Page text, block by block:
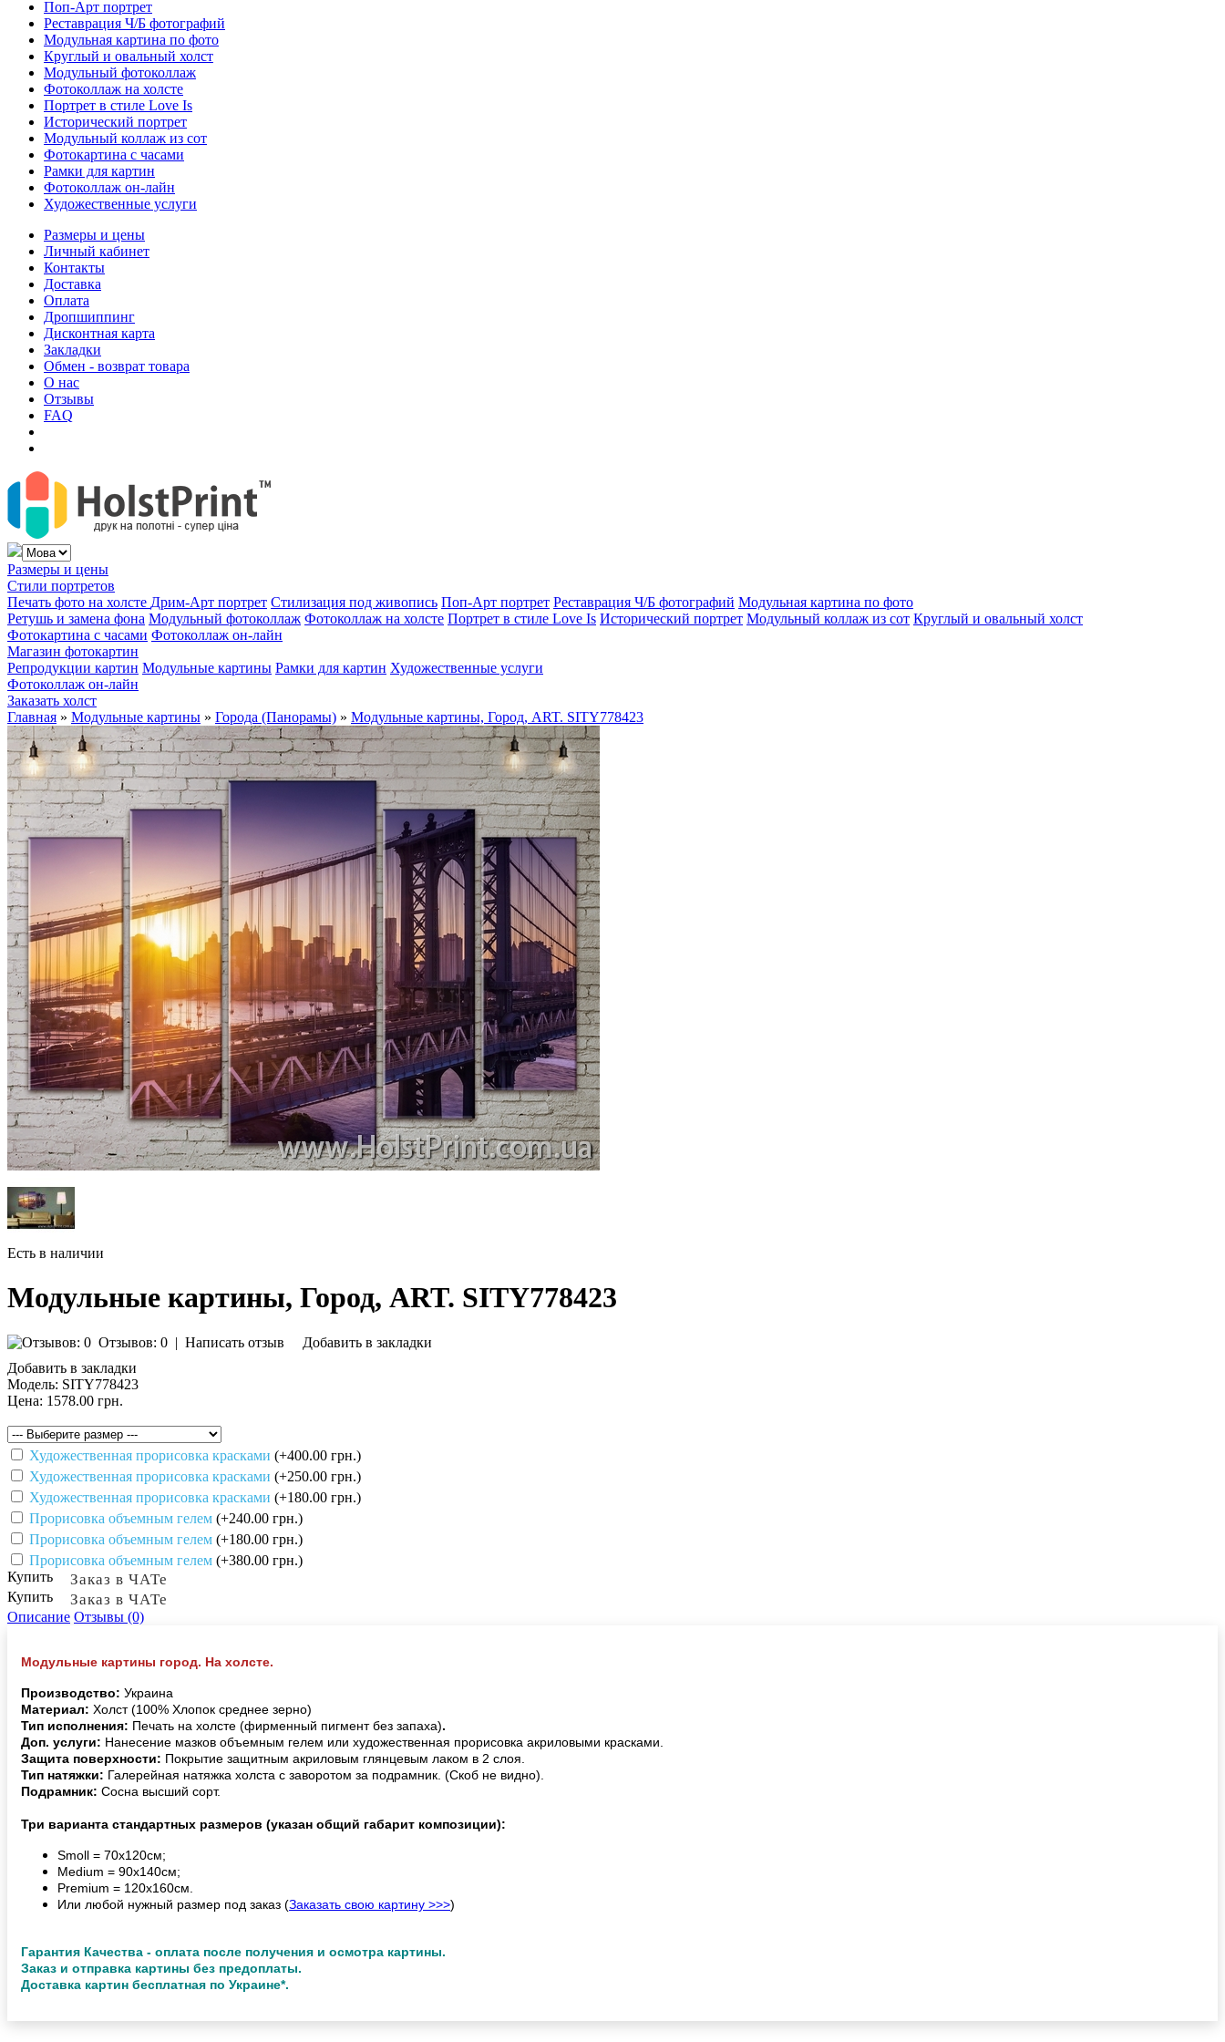
Поп-Арт портрет
Реставрация Ч/Б фотографий
Модульная картина по фото
Круглый и овальный холст
Модульный фотоколлаж
Фотоколлаж на холсте
Портрет в стиле Love Is
Исторический портрет
Модульный коллаж из сот
Фотокартина с часами
Рамки для картин
Фотоколлаж он-лайн
Художественные услуги
Размеры и цены
Личный кабинет
Контакты
Доставка
Оплата
Дропшиппинг
Дисконтная карта
Закладки
Обмен - возврат товара
О нас
Отзывы
FAQ
Размеры и цены
Стили портретов
Печать фото на холсте Дрим-Арт портрет Стилизация под живопись Поп-Арт портрет Реставрация Ч/Б фотографий Модульная картина по фото
Ретушь и замена фона Модульный фотоколлаж Фотоколлаж на холсте Портрет в стиле Love Is Исторический портрет Модульный коллаж из сот Круглый и овальный холст
Фотокартина с часами Фотоколлаж он-лайн
Магазин фотокартин
Репродукции картин Модульные картины Рамки для картин Художественные услуги
Фотоколлаж он-лайн
Заказать холст
Главная » Модульные картины » Города (Панорамы) » Модульные картины, Город, ART. SITY778423
Есть в наличии
Модульные картины, Город, ART. SITY778423
Отзывов: 0 | Написать отзыв
Добавить в закладки
Добавить в закладки
Модель: SITY778423
Цена: 1578.00 грн.
Художественная прорисовка красками (+400.00 грн.)
Художественная прорисовка красками (+250.00 грн.)
Художественная прорисовка красками (+180.00 грн.)
Прорисовка объемным гелем (+240.00 грн.)
Прорисовка объемным гелем (+180.00 грн.)
Прорисовка объемным гелем (+380.00 грн.)
Купить
Заказ в ЧАТе
Купить Заказ в ЧАТе
Описание Отзывы (0)
Модульные картины город. На холсте.
Производство: Украина
Материал: Холст (100% Хлопок среднее зерно)
Тип исполнения: Печать на холсте (фирменный пигмент без запаха).
Доп. услуги: Нанесение мазков объемным гелем или художественная прорисовка акриловыми красками.
Защита поверхности: Покрытие защитным акриловым глянцевым лаком в 2 слоя.
Тип натяжки: Галерейная натяжка холста с заворотом за подрамник. (Скоб не видно).
Подрамник: Сосна высший сорт.
Три варианта стандартных размеров (указан общий габарит композиции):
Smoll = 70х120см;
Medium = 90х140см;
Premium = 120х160см.
Или любой нужный размер под заказ (Заказать свою картину >>>)
Гарантия Качества - оплата после получения и осмотра картины.
Заказ и отправка картины без предоплаты.
Доставка картин бесплатная по Украине*.